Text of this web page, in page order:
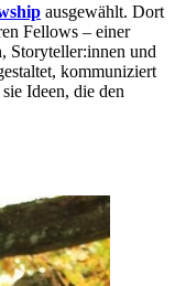
ausgewählt. Dort
Fellows – einer
Storyteller:innen und
kommuniziert
Ideen, die den